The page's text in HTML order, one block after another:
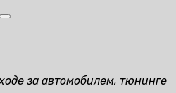
за автомобилем, тюнинге